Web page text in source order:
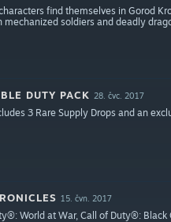
find themselves in Gorod
soldiers and deadly
DUTY PACK 28. čvc. 2017
3 Rare Supply Drops and an
15. čvn. 2017
World at War, Call of Duty®: